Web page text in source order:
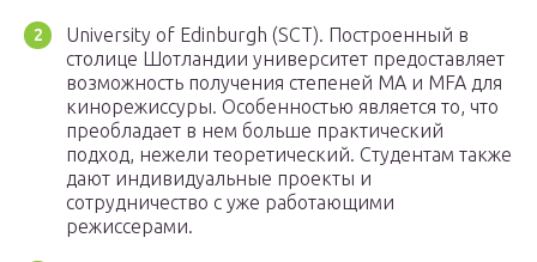
University of Edinburgh (SCT). Построенный в
столице Шотландии университет предоставляет
возможность получения степеней MA и MFA для
кинорежиссуры. Особенностью является то, что
преобладает в нем больше практический
подход, нежели теоретический. Студентам также
дают индивидуальные проекты и
сотрудничество с уже работающими
режиссерами.